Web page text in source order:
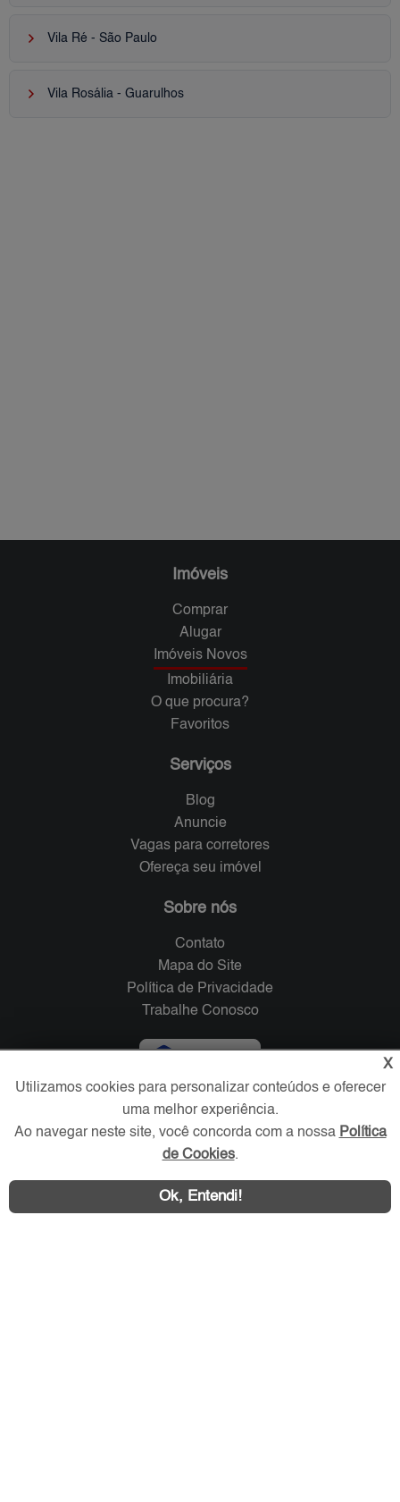
keyboard_arrow_right Vila Ré - São Paulo
keyboard_arrow_right Vila Rosália - Guarulhos
Imóveis
Comprar
Alugar
Imóveis Novos
Imobiliária
O que procura?
Favoritos
Serviços
Blog
Anuncie
Vagas para corretores
Ofereça seu imóvel
Sobre nós
Contato
Mapa do Site
Política de Privacidade
Trabalhe Conosco
Verificada por
Redes Sociais
X
Utilizamos cookies para personalizar conteúdos e oferecer
uma melhor experiência.
Ao navegar neste site, você concorda com a nossa Política
de Cookies.
Ok, Entendi!